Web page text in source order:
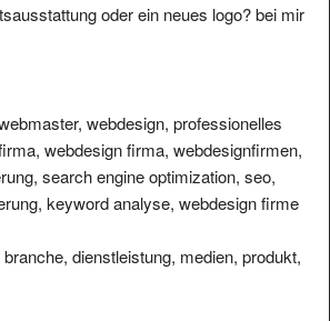
oder ein neues logo? bei mir
webdesign, professionelles
webdesign firma, webdesignfirmen,
search engine optimization, seo,
keyword analyse, webdesign firme
dienstleistung, medien, produkt,